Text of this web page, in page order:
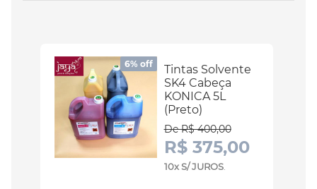
6% off
Tintas Solvente
SK4 Cabeça
KONICA 5L
(Preto)
De R$ 400,00
R$ 375,00
10x S/ JUROS.